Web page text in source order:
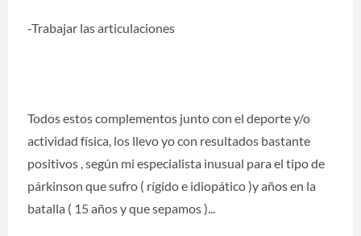
-Trabajar las articulaciones
Todos estos complementos junto con el deporte y/o
actividad física, los llevo yo con resultados bastante
positivos , según mi especialista inusual para el tipo de
párkinson que sufro ( rígido e idiopático )y años en la
batalla ( 15 años y que sepamos )...